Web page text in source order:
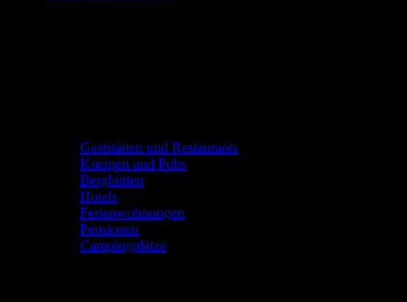
Gaststätten und Restaurants
Kneipen und Pubs
Berghütten
Hotels
Ferienwohnungen
Pensionen
Campingplätze